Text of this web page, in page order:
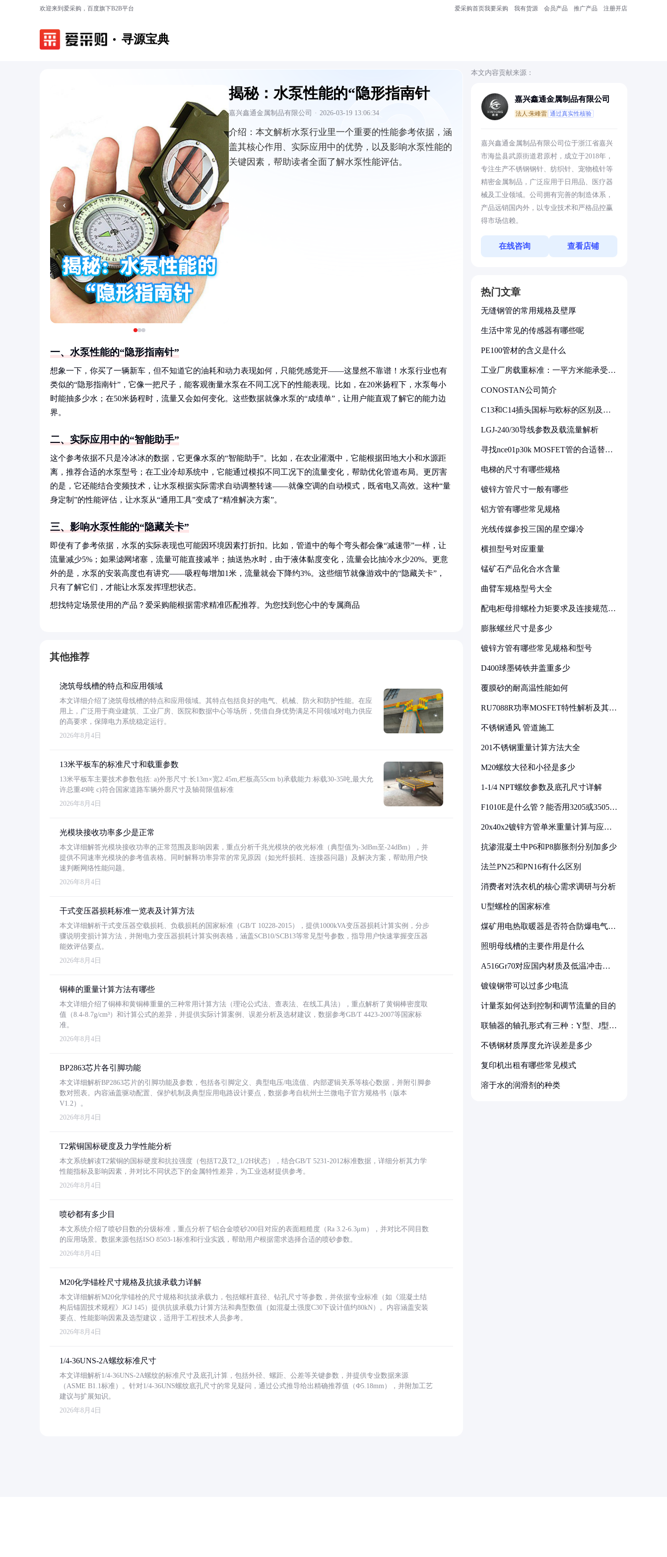
欢迎来到爱采购，百度旗下B2B平台 爱采购首页我要采购 我有货源 会员产品 推广产品 注册开店
寻源宝典
‹ ›
揭秘：水泵性能的“隐形指南针
嘉兴鑫通金属制品有限公司 · 2026-03-19 13:06:34
介绍： 本文解析水泵行业里一个重要的性能参考依据，涵
盖其核心作用、实际应用中的优势，以及影响水泵性能的
关键因素，帮助读者全面了解水泵性能评估。
一、水泵性能的“隐形指南针”
想象一下，你买了一辆新车，但不知道它的油耗和动力表现如何，只能凭感觉开——这显然不靠谱！水泵行业也有
类似的“隐形指南针”，它像一把尺子，能客观衡量水泵在不同工况下的性能表现。比如，在20米扬程下，水泵每小
时能抽多少水；在50米扬程时，流量又会如何变化。这些数据就像水泵的“成绩单”，让用户能直观了解它的能力边
界。
二、实际应用中的“智能助手”
这个参考依据不只是冷冰冰的数据，它更像水泵的“智能助手”。比如，在农业灌溉中，它能根据田地大小和水源距
离，推荐合适的水泵型号；在工业冷却系统中，它能通过模拟不同工况下的流量变化，帮助优化管道布局。更厉害
的是，它还能结合变频技术，让水泵根据实际需求自动调整转速——就像空调的自动模式，既省电又高效。这种“量
身定制”的性能评估，让水泵从“通用工具”变成了“精准解决方案”。
三、影响水泵性能的“隐藏关卡”
即使有了参考依据，水泵的实际表现也可能因环境因素打折扣。比如，管道中的每个弯头都会像“减速带”一样，让
流量减少5%；如果滤网堵塞，流量可能直接减半；抽送热水时，由于液体黏度变化，流量会比抽冷水少20%。更意
外的是，水泵的安装高度也有讲究——吸程每增加1米，流量就会下降约3%。这些细节就像游戏中的“隐藏关卡”，
只有了解它们，才能让水泵发挥理想状态。
想找特定场景使用的产品？爱采购能根据需求精准匹配推荐。为您找到您心中的专属商品
其他推荐
浇筑母线槽的特点和应用领域
本文详细介绍了浇筑母线槽的特点和应用领域。其特点包括良好的电气、机械、防火和防护性能。在应
用上，广泛用于商业建筑、工业厂房、医院和数据中心等场所，凭借自身优势满足不同领域对电力供应
的高要求，保障电力系统稳定运行。
2026年8月4日
13米平板车的标准尺寸和载重参数
13米平板车主要技术参数包括: a)外形尺寸:长13m×宽2.45m,栏板高55cm b)承载能力:标载30-35吨,最大允
许总重49吨 c)符合国家道路车辆外廓尺寸及轴荷限值标准
2026年8月4日
光模块接收功率多少是正常
本文详细解答光模块接收功率的正常范围及影响因素，重点分析千兆光模块的收光标准（典型值为-3dBm至-24dBm），并
提供不同速率光模块的参考值表格。同时解释功率异常的常见原因（如光纤损耗、连接器问题）及解决方案，帮助用户快
速判断网络性能问题。
2026年8月4日
干式变压器损耗标准一览表及计算方法
本文详细解析干式变压器空载损耗、负载损耗的国家标准（GB/T 10228-2015），提供1000kVA变压器损耗计算实例，分步
骤说明变损计算方法，并附电力变压器损耗计算实例表格，涵盖SCB10/SCB13等常见型号参数，指导用户快速掌握变压器
能效评估要点。
2026年8月4日
铜棒的重量计算方法有哪些
本文详细介绍了铜棒和黄铜棒重量的三种常用计算方法（理论公式法、查表法、在线工具法），重点解析了黄铜棒密度取
值（8.4-8.7g/cm³）和计算公式的差异，并提供实际计算案例、误差分析及选材建议，数据参考GB/T 4423-2007等国家标
准。
2026年8月4日
BP2863芯片各引脚功能
本文详细解析BP2863芯片的引脚功能及参数，包括各引脚定义、典型电压/电流值、内部逻辑关系等核心数据，并附引脚参
数对照表。内容涵盖驱动配置、保护机制及典型应用电路设计要点，数据参考自杭州士兰微电子官方规格书（版本
V1.2）。
2026年8月4日
T2紫铜国标硬度及力学性能分析
本文系统解读T2紫铜的国标硬度和抗拉强度（包括T2及T2_1/2H状态），结合GB/T 5231-2012标准数据，详细分析其力学
性能指标及影响因素，并对比不同状态下的金属特性差异，为工业选材提供参考。
2026年8月4日
喷砂都有多少目
本文系统介绍了喷砂目数的分级标准，重点分析了铝合金喷砂200目对应的表面粗糙度（Ra 3.2-6.3μm），并对比不同目数
的应用场景。数据来源包括ISO 8503-1标准和行业实践，帮助用户根据需求选择合适的喷砂参数。
2026年8月4日
M20化学锚栓尺寸规格及抗拔承载力详解
本文详细解析M20化学锚栓的尺寸规格和抗拔承载力，包括螺杆直径、钻孔尺寸等参数，并依据专业标准（如《混凝土结
构后锚固技术规程》JGJ 145）提供抗拔承载力计算方法和典型数值（如混凝土强度C30下设计值约80kN）。内容涵盖安装
要点、性能影响因素及选型建议，适用于工程技术人员参考。
2026年8月4日
1/4-36UNS-2A螺纹标准尺寸
本文详细解析1/4-36UNS-2A螺纹的标准尺寸及底孔计算，包括外径、螺距、公差等关键参数，并提供专业数据来源
（ASME B1.1标准）。针对1/4-36UNS螺纹底孔尺寸的常见疑问，通过公式推导给出精确推荐值（Φ5.18mm），并附加工艺
建议与扩展知识。
2026年8月4日
本文内容贡献来源：
嘉兴鑫通金属制品有限公司
法人:朱峰雷 通过真实性核验
嘉兴鑫通金属制品有限公司位于浙江省嘉兴
市海盐县武原街道君原村，成立于2018年，
专注生产不锈钢钢针、纺织针、宠物梳针等
精密金属制品，广泛应用于日用品、医疗器
械及工业领域。公司拥有完善的制造体系，
产品远销国内外，以专业技术和严格品控赢
得市场信赖。
在线咨询 查看店铺
热门文章
无缝钢管的常用规格及壁厚
生活中常见的传感器有哪些呢
PE100管材的含义是什么
工业厂房载重标准：一平方米能承受多
CONOSTAN公司简介
C13和C14插头国标与欧标的区别及其
LGJ-240/30导线参数及载流量解析
寻找nce01p30k MOSFET管的合适替代
电梯的尺寸有哪些规格
镀锌方管尺寸一般有哪些
铝方管有哪些常见规格
光线传媒参投三国的星空爆冷
横担型号对应重量
锰矿石产品化合水含量
曲臂车规格型号大全
配电柜母排螺栓力矩要求及连接规范详
膨胀螺丝尺寸是多少
镀锌方管有哪些常见规格和型号
D400球墨铸铁井盖重多少
覆膜砂的耐高温性能如何
RU7088R功率MOSFET特性解析及其在
不锈钢通风 管道施工
201不锈钢重量计算方法大全
M20螺纹大径和小径是多少
1-1/4 NPT螺纹参数及底孔尺寸详解
F1010E是什么管？能否用3205或3505代
20x40x2镀锌方管单米重量计算与应用
抗渗混凝土中P6和P8膨胀剂分别加多少
法兰PN25和PN16有什么区别
消费者对洗衣机的核心需求调研与分析
U型螺栓的国家标准
煤矿用电热取暖器是否符合防爆电气设
照明母线槽的主要作用是什么
A516Gr70对应国内材质及低温冲击要
镀镍钢带可以过多少电流
计量泵如何达到控制和调节流量的目的
联轴器的轴孔形式有三种：Y型、J型、
不锈钢材质厚度允许误差是多少
复印机出租有哪些常见模式
溶于水的润滑剂的种类